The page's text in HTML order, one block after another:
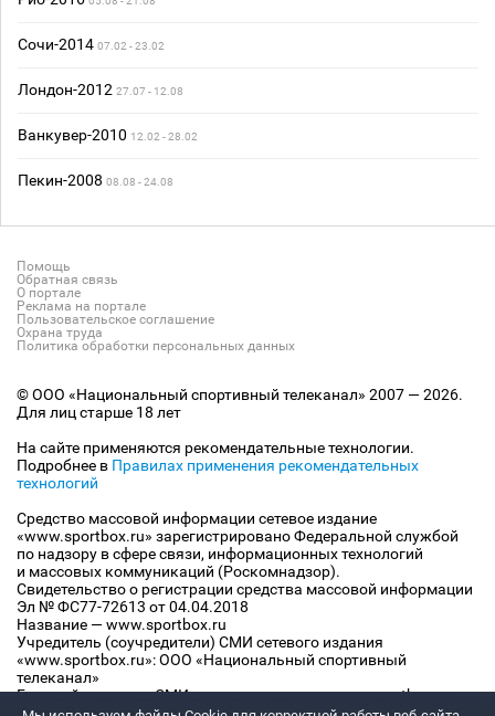
Сочи-2014 07.02 - 23.02
Лондон-2012 27.07 - 12.08
Ванкувер-2010 12.02 - 28.02
Пекин-2008 08.08 - 24.08
Помощь
Обратная связь
О портале
Реклама на портале
Пользовательское соглашение
Охрана труда
Политика обработки персональных данных
© ООО «Национальный спортивный телеканал» 2007 — 2026.
Для лиц старше 18 лет
На сайте применяются рекомендательные технологии.
Подробнее в Правилах применения рекомендательных
технологий
Средство массовой информации сетевое издание
«www.sportbox.ru» зарегистрировано Федеральной службой
по надзору в сфере связи, информационных технологий
и массовых коммуникаций (Роскомнадзор).
Свидетельство о регистрации средства массовой информации
Эл № ФС77-72613 от 04.04.2018
Название — www.sportbox.ru
Учредитель (соучредители) СМИ сетевого издания
«www.sportbox.ru»: ООО «Национальный спортивный
телеканал»
Главный редактор СМИ сетевого издания «www.sportbox.ru»: